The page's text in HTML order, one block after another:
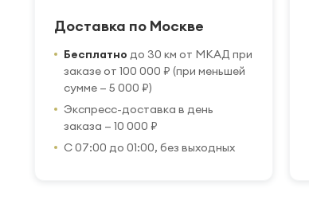
Доставка по Москве
Бесплатно до 30 км от МКАД при
заказе от 100 000 ₽ (при меньшей
сумме — 5 000 ₽)
Экспресс-доставка в день
заказа — 10 000 ₽
С 07:00 до 01:00, без выходных